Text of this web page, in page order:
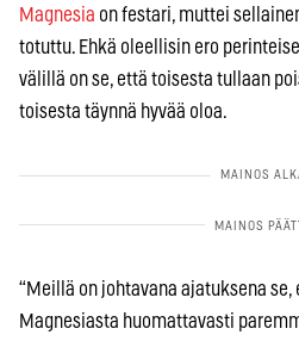
Magnesia on festari, muttei
totuttu. Ehkä oleellisin ero
välillä on se, että toisesta tullaan
toisesta täynnä hyvää oloa.
“Meillä on johtavana ajatuksena
Magnesiasta huomattavasti